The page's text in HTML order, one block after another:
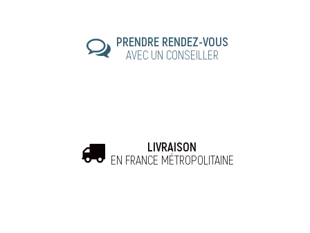
PRENDRE RENDEZ-VOUS
AVEC UN CONSEILLER
LIVRAISON
EN FRANCE MÉTROPOLITAINE